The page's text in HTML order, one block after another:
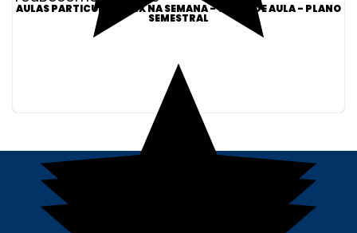
AULAS PARTICULARES 4X NA SEMANA - 60MIN DE AULA - PLANO
SEMESTRAL